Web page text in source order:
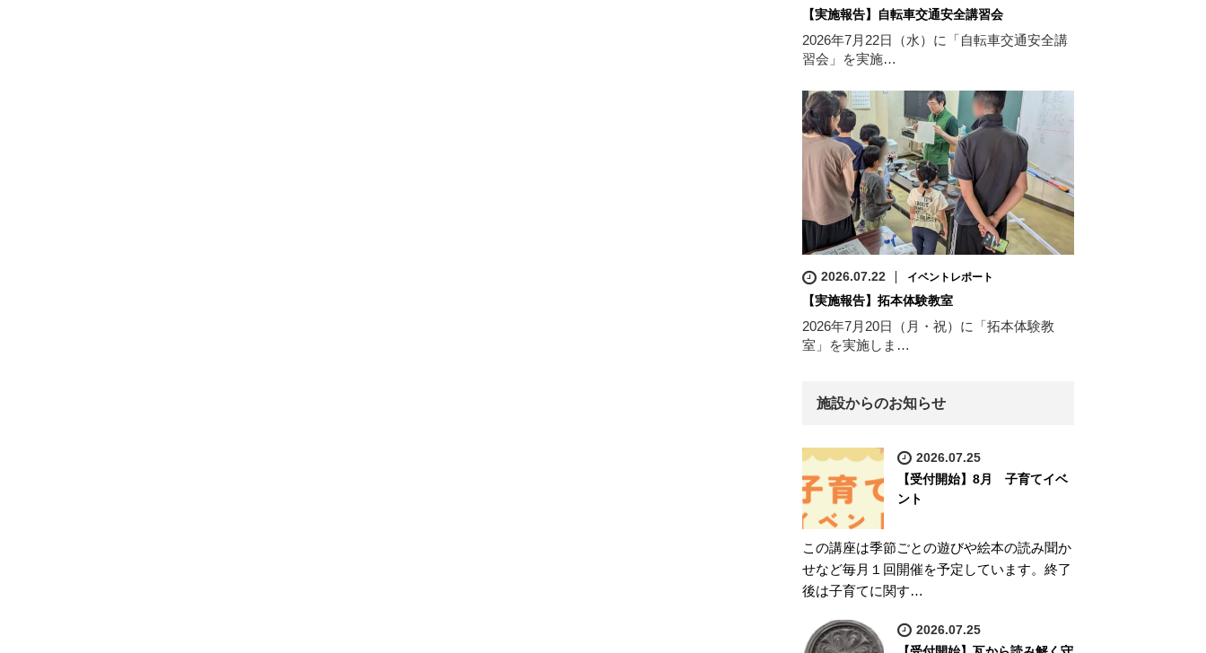
【実施報告】自転車交通安全講習会
2026年7月22日（水）に「自転車交通安全講
習会」を実施…
2026.07.22 イベントレポート
【実施報告】拓本体験教室
2026年7月20日（月・祝）に「拓本体験教
室」を実施しま…
施設からのお知らせ
2026.07.25
【受付開始】8月 子育てイベ
ント
この講座は季節ごとの遊びや絵本の読み聞か
せなど毎月１回開催を予定しています。終了
後は子育てに関す…
2026.07.25